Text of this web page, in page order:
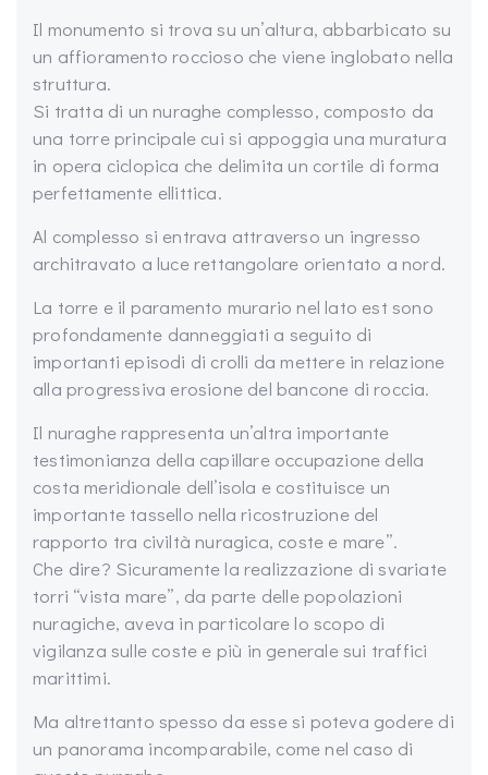
Il monumento si trova su un’altura, abbarbicato su
un affioramento roccioso che viene inglobato nella
struttura.
Si tratta di un nuraghe complesso, composto da
una torre principale cui si appoggia una muratura
in opera ciclopica che delimita un cortile di forma
perfettamente ellittica.
Al complesso si entrava attraverso un ingresso
architravato a luce rettangolare orientato a nord.
La torre e il paramento murario nel lato est sono
profondamente danneggiati a seguito di
importanti episodi di crolli da mettere in relazione
alla progressiva erosione del bancone di roccia.
Il nuraghe rappresenta un’altra importante
testimonianza della capillare occupazione della
costa meridionale dell’isola e costituisce un
importante tassello nella ricostruzione del
rapporto tra civiltà nuragica, coste e mare”.
Che dire? Sicuramente la realizzazione di svariate
torri “vista mare”, da parte delle popolazioni
nuragiche, aveva in particolare lo scopo di
vigilanza sulle coste e più in generale sui traffici
marittimi.
Ma altrettanto spesso da esse si poteva godere di
un panorama incomparabile, come nel caso di